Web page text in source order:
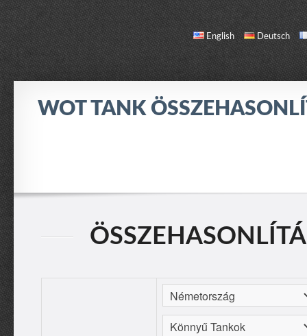
English Deutsch
WOT TANK